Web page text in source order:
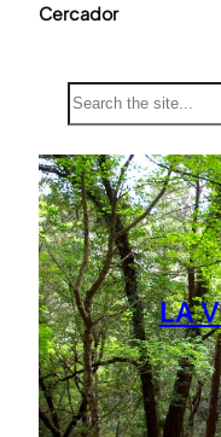
Cercador
S
e
r
c
h
LA